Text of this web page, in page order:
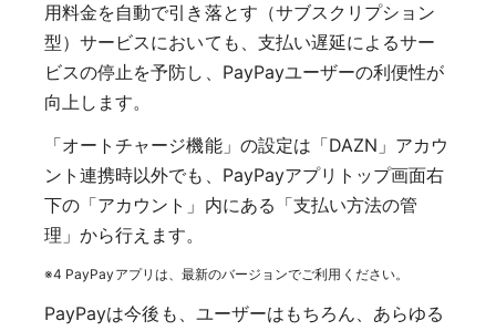
用料金を自動で引き落とす（サブスクリプション
型）サービスにおいても、支払い遅延によるサー
ビスの停止を予防し、PayPayユーザーの利便性が
向上します。
「オートチャージ機能」の設定は「DAZN」アカウ
ント連携時以外でも、PayPayアプリトップ画面右
下の「アカウント」内にある「支払い方法の管
理」から行えます。
※4 PayPayアプリは、最新のバージョンでご利用ください。
PayPayは今後も、ユーザーはもちろん、あらゆる